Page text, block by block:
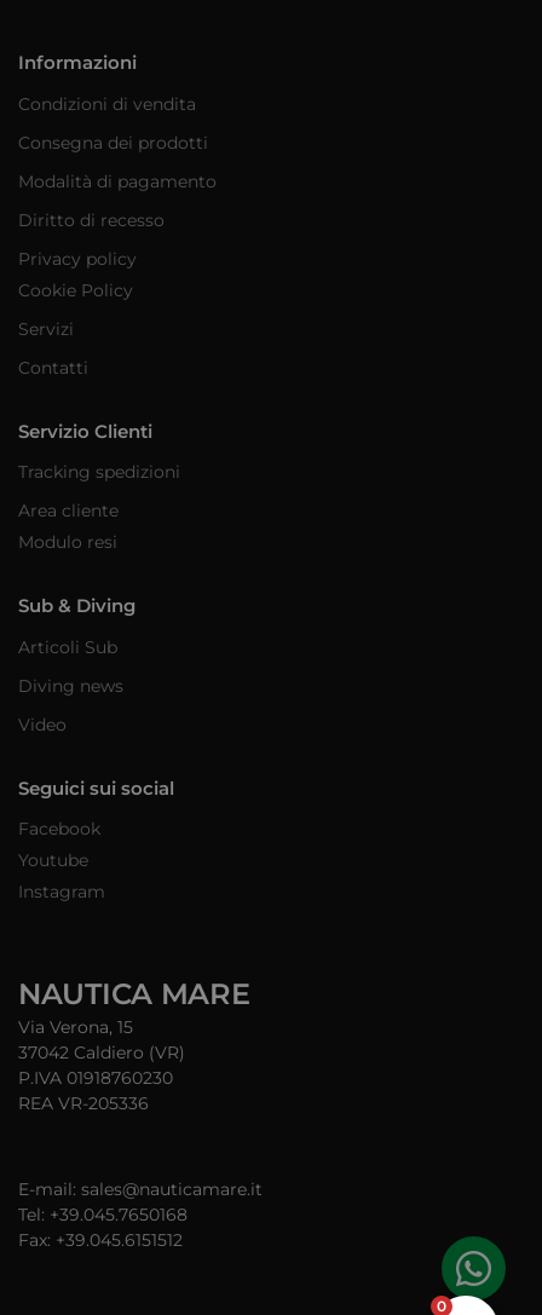
Informazioni
Condizioni di vendita
Consegna dei prodotti
Modalità di pagamento
Diritto di recesso
Privacy policy
Cookie Policy
Servizi
Contatti
Servizio Clienti
Tracking spedizioni
Area cliente
Modulo resi
Sub & Diving
Articoli Sub
Diving news
Video
Seguici sui social
Facebook
Youtube
Instagram
NAUTICA MARE
Via Verona, 15
37042 Caldiero (VR)
P.IVA 01918760230
REA VR-205336
E-mail: sales@nauticamare.it
Tel: +39.045.7650168
Fax: +39.045.6151512
0